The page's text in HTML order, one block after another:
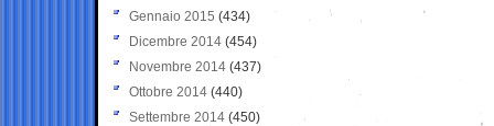
Gennaio 2015 (434)
Dicembre 2014 (454)
Novembre 2014 (437)
Ottobre 2014 (440)
Settembre 2014 (450)